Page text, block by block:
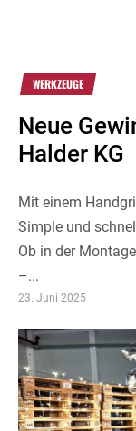
WERKZEUGE
Neue
Halder KG
Mit einem
Simple und
Ob in der
–...
23. Juni 2025